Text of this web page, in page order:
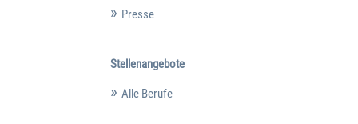
Presse
Stellenangebote
Alle Berufe